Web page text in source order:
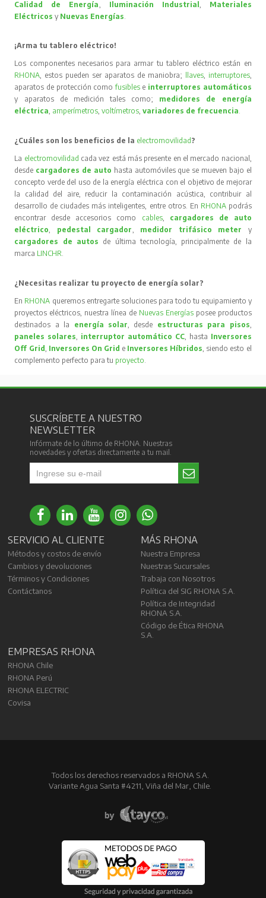
Calidad de Energía
Iluminación Industrial
Materiales
Eléctricos y Nuevas Energías
¡Arma tu tablero eléctrico!
Los componentes necesarios para armar tu tablero eléctrico están en
RHONA , estos pueden ser aparatos de maniobra; llaves, interruptores,
aparatos de protección comofusibles e interruptores automáticos
y aparatos de medición tales como; medidores de energía
eléctrica amperímetros ,voltímetros ,variadores de frecuencia
¿Cuáles son los beneficios de la electromovilidad?
La electromovilidad cada vez está más presente en el mercado nacional,
desde cargadores de auto hasta automóviles que se mueven bajo el
concepto verde del uso de la energía eléctrica con el objetivo de mejorar
la calidad del aire, reducir la contaminación acústica, contribuir al
desarrollo de ciudades más inteligentes, entre otros. En RHONA podrás
encontrar desde accesorios como cables, cargadores de auto
eléctrico
pedestal cargador medidor trifásico meter
y
cargadores de autos de última tecnología, principalmente de la
marca LINCHR
¿Necesitas realizar tu proyecto de energía solar?
En RHONA queremos entregarte soluciones para todo tu equipamiento y
proyectos eléctricos, nuestra línea de Nuevas Energíasposee productos
destinados a la energía solar , desde estructuras para pisos
paneles solares
interruptor automático CC, hasta Inversores
Off Grid Inversores On Grid e Inversores Híbridos , siendo esto el
complemento perfecto para tu proyecto
SUSCRÍBETE A NUESTRO
NEWSLETTER
Infórmate de lo último de RHONA. Nuestras
novedades y ofertas directamente a tu mail.
SERVICIO AL CLIENTE
Métodos y costos de envío
Cambios y devoluciones
Términos y Condiciones
Contáctanos
MÁS RHONA
Nuestra Empresa
Nuestras Sucursales
Trabaja con Nosotros
Política del SIG RHONA S.A.
Política de Integridad
RHONA S.A.
Código de Ética RHONA
S.A.
EMPRESAS RHONA
RHONA Chile
RHONA Perú
RHONA ELECTRIC
Covisa
Todos los derechos reservados a RHONA S.A.
Variante Agua Santa #4211, Viña del Mar, Chile.